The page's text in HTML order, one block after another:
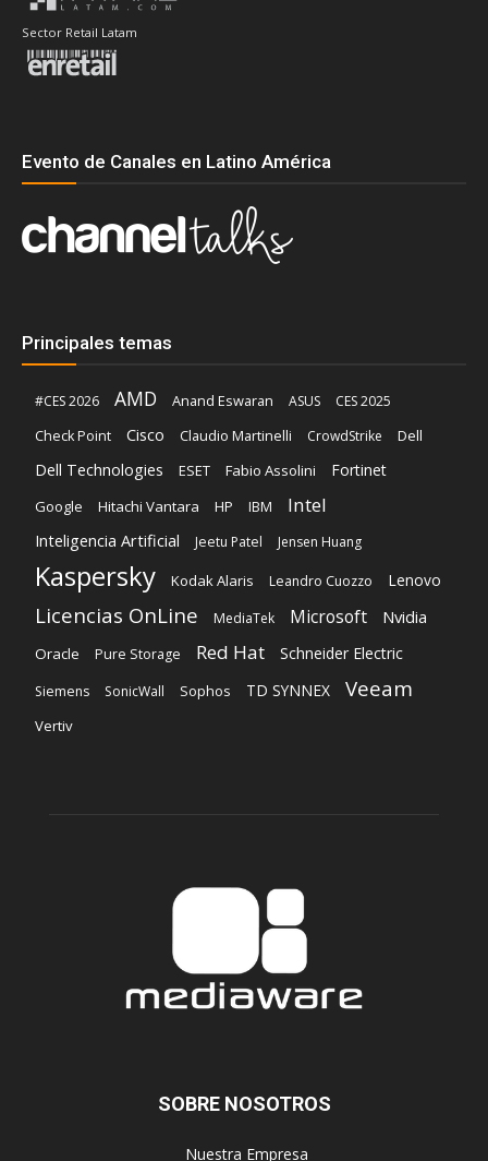
Sector Retail Latam
Evento de Canales en Latino América
Principales temas
#CES 2026 AMD Anand Eswaran ASUS
CES 2025
Check Point
Cisco Claudio Martinelli CrowdStrike Dell
Dell Technologies ESET Fabio Assolini Fortinet
Google Hitachi Vantara HP IBM Intel
Inteligencia Artificial Jeetu Patel Jensen Huang
Kaspersky Kodak Alaris Leandro Cuozzo Lenovo
Licencias OnLine MediaTek Microsoft Nvidia
Oracle Pure Storage Red Hat Schneider Electric
Siemens SonicWall Sophos TD SYNNEX Veeam
Vertiv
SOBRE NOSOTROS
‎ Nuestra Empresa